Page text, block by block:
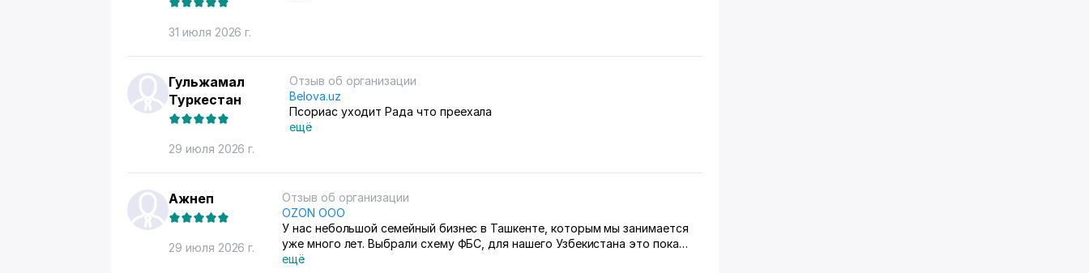
31 июля 2026 г.
Гульжамал
Туркестан
29 июля 2026 г.
Отзыв об организации
Belova.uz
Псориас уходит Рада что преехала
ещё
Ажнеп
29 июля 2026 г.
Отзыв об организации
OZON ООО
У нас небольшой семейный бизнес в Ташкенте, которым мы занимается
уже много лет. Выбрали схему ФБС, для нашего Узбекистана это пока
единственный вариант. Дома все сами упаковываем и маркируем, а
ещё